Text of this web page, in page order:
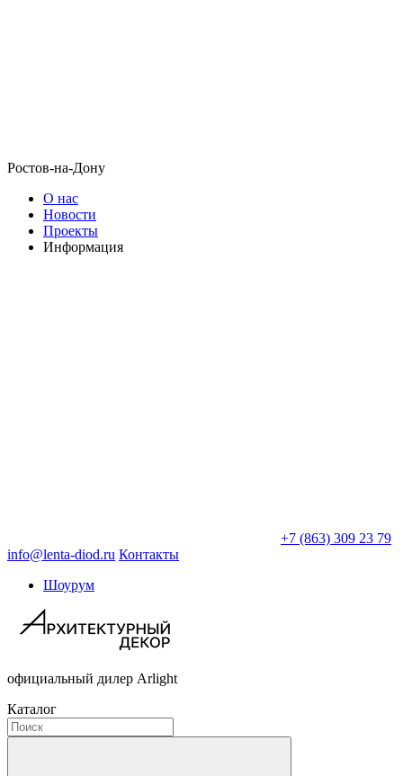
Ростов-на-Дону
О нас
Новости
Проекты
Информация
+7 (863) 309 23 79
info@lenta-diod.ru Контакты
Шоурум
официальный дилер Arlight
Каталог